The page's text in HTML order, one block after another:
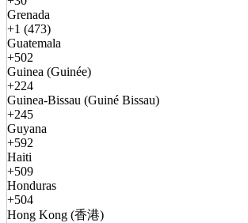
Grenada
+1 (473)
Guatemala
+502
Guinea (Guinée)
+224
Guinea-Bissau (Guiné Bissau)
+245
Guyana
+592
Haiti
+509
Honduras
+504
Hong Kong (香港)